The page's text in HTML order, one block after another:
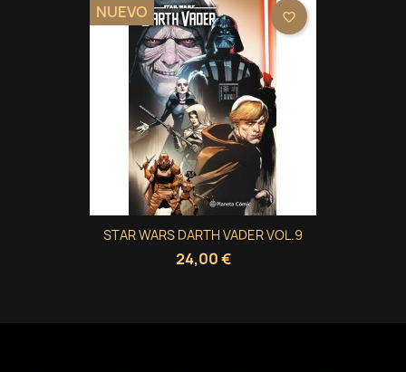
STAR WARS DARTH VADER VOL.9
24,00 €
NUEVO favorite_border